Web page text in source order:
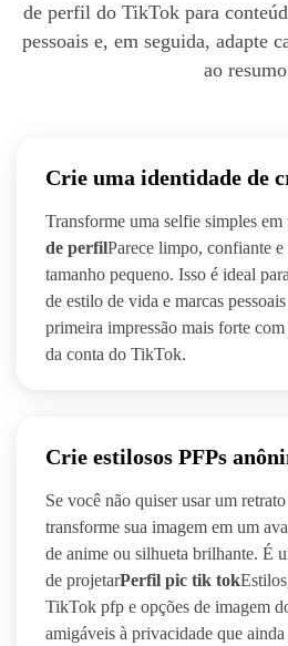
de perfil do TikTok para
pessoais e, em seguida, adapte
ao
Crie uma identidade de
Transforme uma selfie simples em
de perfilParece limpo, confiante
tamanho pequeno. Isso é ideal
de estilo de vida e marcas
primeira impressão mais forte
da conta do TikTok.
Crie estilosos PFPs
Se você não quiser usar um
transforme sua imagem em um
de anime ou silhueta brilhante. É
de projetarPerfil pic tik tok
TikTok pfp e opções de imagem
amigáveis à privacidade que ainda